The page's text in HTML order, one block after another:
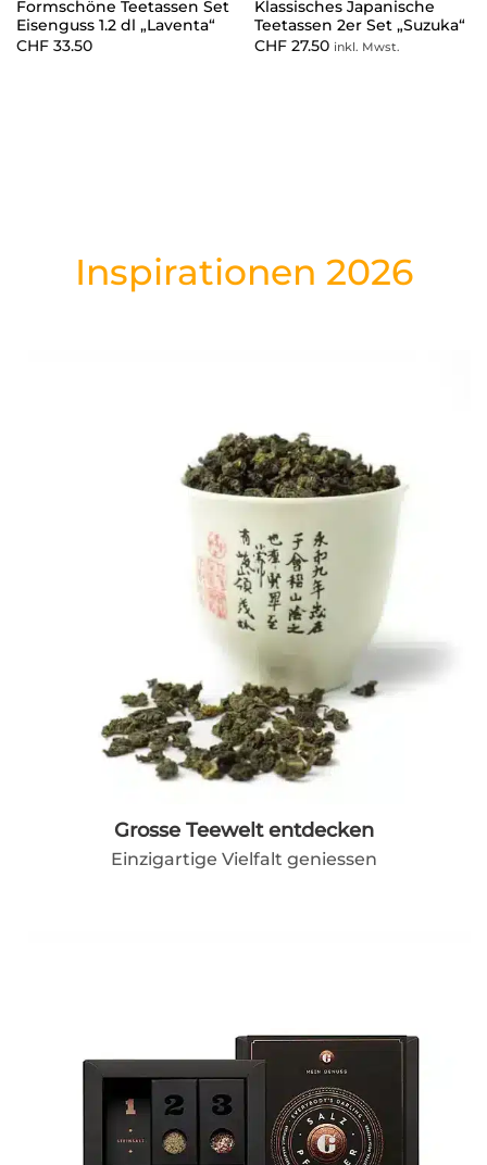
Formschöne Teetassen Set
Eisenguss 1.2 dl „Laventa“
CHF33.50
Klassisches Japanische
Teetassen 2er Set „Suzuka“
CHF27.50 inkl. Mwst.
Inspirationen 2026
Grosse Teewelt entdecken
Einzigartige Vielfalt geniessen